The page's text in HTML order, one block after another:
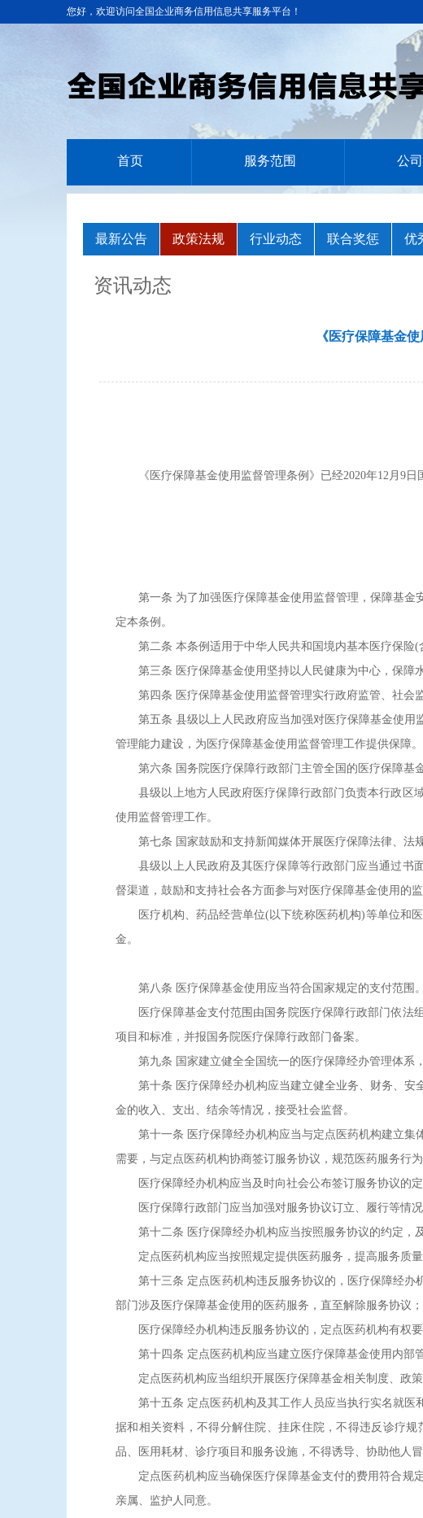
您好，欢迎访问全国企业商务信用信息共享服务平台！
首页 服务范围 公
最新公告 政策法规 行业动态 联合奖惩 优
资讯动态
《医疗保障基金
《医疗保障基金使用监督管理条例》已经2020年12月9日
第一条 为了加强医疗保障基金使用监督管理，保障基金
定本条例。
第二条 本条例适用于中华人民共和国境内基本医疗保险(
第三条 医疗保障基金使用坚持以人民健康为中心，保障
第四条 医疗保障基金使用监督管理实行政府监管、社会监
第五条 县级以上人民政府应当加强对医疗保障基金使用
管理能力建设，为医疗保障基金使用监督管理工作提供保障。
第六条 国务院医疗保障行政部门主管全国的医疗保障基金
县级以上地方人民政府医疗保障行政部门负责本行政区域
使用监督管理工作。
第七条 国家鼓励和支持新闻媒体开展医疗保障法律、法规
县级以上人民政府及其医疗保障等行政部门应当通过书面
督渠道，鼓励和支持社会各方面参与对医疗保障基金使用的监
医疗机构、药品经营单位(以下统称医药机构)等单位和医
金。
第八条 医疗保障基金使用应当符合国家规定的支付范围。
医疗保障基金支付范围由国务院医疗保障行政部门依法组
项目和标准，并报国务院医疗保障行政部门备案。
第九条 国家建立健全全国统一的医疗保障经办管理体系，
第十条 医疗保障经办机构应当建立健全业务、财务、安
金的收入、支出、结余等情况，接受社会监督。
第十一条 医疗保障经办机构应当与定点医药机构建立集
需要，与定点医药机构协商签订服务协议，规范医药服务行
医疗保障经办机构应当及时向社会公布签订服务协议的定
医疗保障行政部门应当加强对服务协议订立、履行等情况
第十二条 医疗保障经办机构应当按照服务协议的约定，及
定点医药机构应当按照规定提供医药服务，提高服务质量
第十三条 定点医药机构违反服务协议的，医疗保障经办
部门涉及医疗保障基金使用的医药服务，直至解除服务协议
医疗保障经办机构违反服务协议的，定点医药机构有权要
第十四条 定点医药机构应当建立医疗保障基金使用内部管
定点医药机构应当组织开展医疗保障基金相关制度、政策
第十五条 定点医药机构及其工作人员应当执行实名就医
据和相关资料，不得分解住院、挂床住院，不得违反诊疗
品、医用耗材、诊疗项目和服务设施，不得诱导、协助他人
定点医药机构应当确保医疗保障基金支付的费用符合规定
亲属、监护人同意。